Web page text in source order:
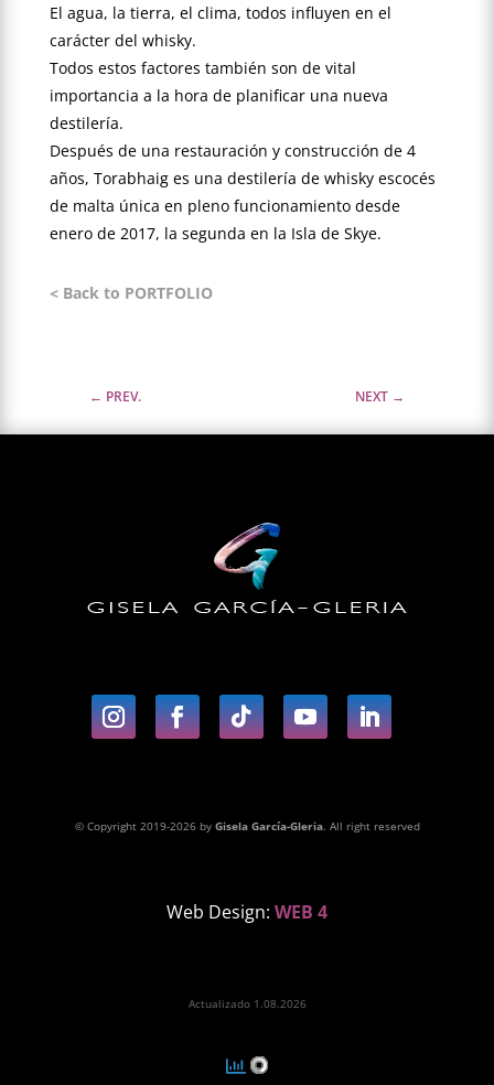
El agua, la tierra, el clima, todos influyen en el
carácter del whisky.
Todos estos factores también son de vital
importancia a la hora de planificar una nueva
destilería.
Después de una restauración y construcción de 4
años, Torabhaig es una destilería de whisky escocés
de malta única en pleno funcionamiento desde
enero de 2017, la segunda en la Isla de Skye.
< Back to PORTFOLIO
← PREV. NEXT →
© Copyright 2019-2026 by Gisela García-Gleria. All right reserved
Web Design: WEB 4
Actualizado 1.08.2026